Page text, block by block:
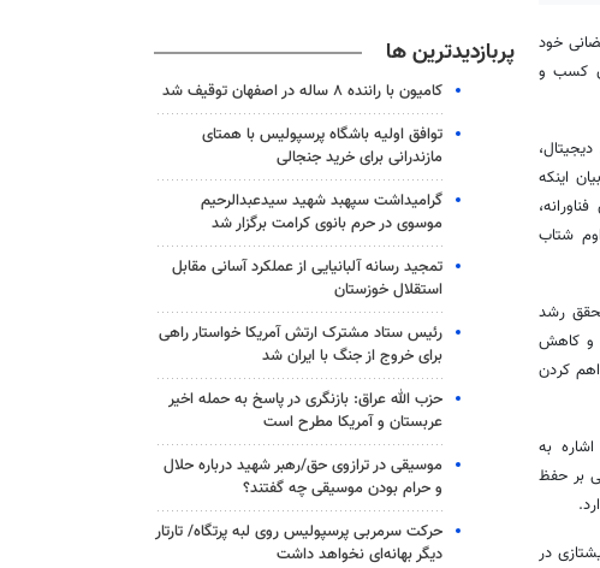
خود
فعالان کسب و
دیجیتال،
اینکه
فناورانه،
شتاب
رشد
و کاهش
کردن
به
بر حفظ
در
پربازدیدترین ها
کامیون با راننده ۸ ساله در اصفهان توقیف شد
توافق اولیه باشگاه پرسپولیس با همتای
مازندرانی برای خرید جنجالی
گرامیداشت سپهبد شهید سیدعبدالرحیم
موسوی در حرم بانوی کرامت برگزار شد
تمجید رسانه آلبانیایی از عملکرد آسانی مقابل
استقلال خوزستان
رئیس ستاد مشترک ارتش آمریکا خواستار راهی
برای خروج از جنگ با ایران شد
حزب الله عراق: بازنگری در پاسخ به حمله اخیر
عربستان و آمریکا مطرح است
موسیقی در ترازوی حق/رهبر شهید درباره حلال
و حرام بودن موسیقی چه گفتند؟
حرکت سرمربی پرسپولیس روی لبه پرتگاه/ تارتار
دیگر بهانه‌ای نخواهد داشت